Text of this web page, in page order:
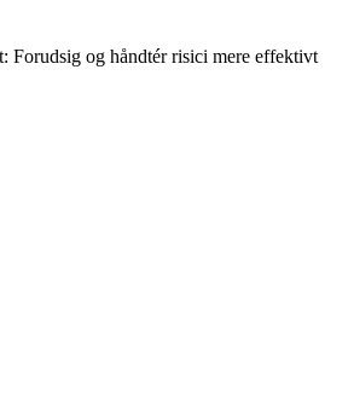
og håndtér risici mere effektivt